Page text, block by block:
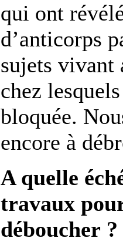
qui ont
d’anticorps
sujets vivant
chez
bloquée.
encore à
A quelle
travaux
déboucher ?